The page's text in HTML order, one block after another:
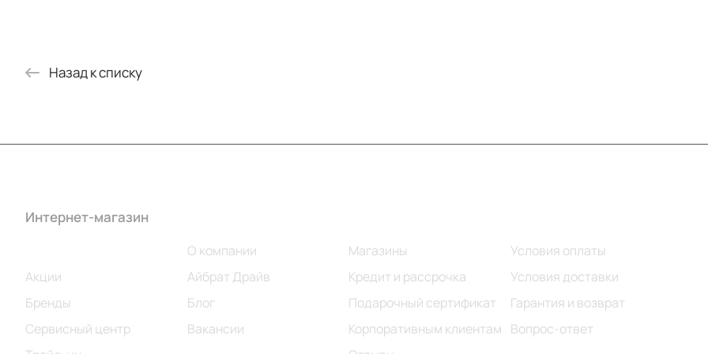
Назад к списку
Интернет-магазин
Акции
Бренды
Сервисный центр
О компании
Айбрат Драйв
Блог
Вакансии
Магазины
Кредит и рассрочка
Подарочный сертификат
Корпоративным клиентам
Условия оплаты
Условия доставки
Гарантия и возврат
Вопрос-ответ